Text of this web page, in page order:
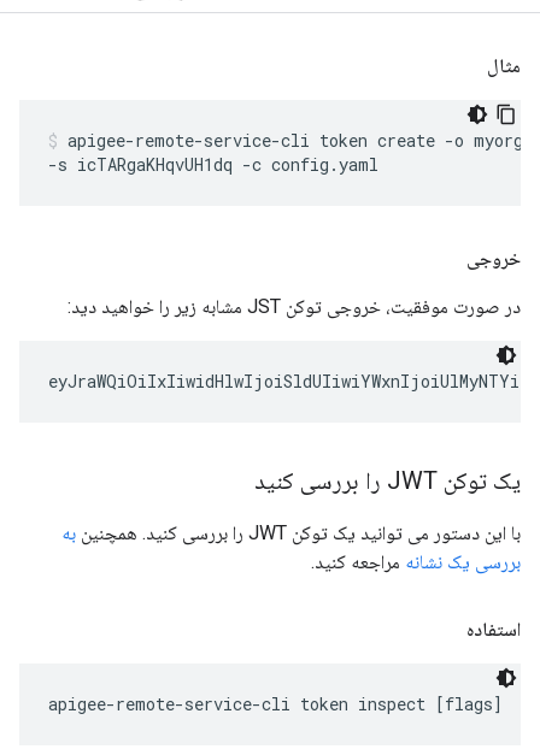
مثال
apigee-remote-service-cli token create -o myorg -e
خروجی
در صورت موفقیت، خروجی توکن JST مشابه زیر را خواهید دید:
یک توکن JWT را بررسی کنید
با این دستور می توانید یک توکن JWT را بررسی کنید. همچنین
به
بررسی یک نشانه مراجعه کنید.
استفاده